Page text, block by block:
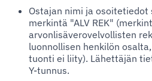
Ostajan nimi ja osoitetiedot
merkintä "ALV REK"
arvonlisäverovelvollisten
luonnollisen henkilön
tuonti ei liity). Lähettäjän
Y-tunnus.